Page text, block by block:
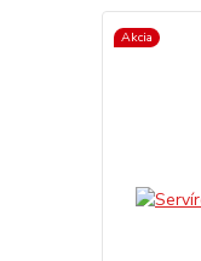
Akcia